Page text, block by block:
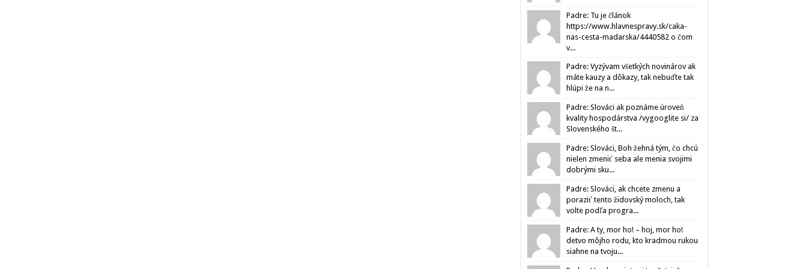
Padre: Tu je článok
https://www.hlavnespravy.sk/caka-
nas-cesta-madarska/4440582 o čom
v...
Padre: Vyzývam všetkých novinárov ak
máte kauzy a dôkazy, tak nebuďte tak
hlúpi že na n...
Padre: Slováci ak poznáme úroveň
kvality hospodárstva /vygooglite si/ za
Slovenského št...
Padre: Slováci, Boh žehná tým, čo chcú
nielen zmeniť seba ale menia svojimi
dobrými sku...
Padre: Slováci, ak chcete zmenu a
poraziť tento židovský moloch, tak
volte podľa progra...
Padre: A ty, mor ho! – hoj, mor ho!
detvo môjho rodu, kto kradmou rukou
siahne na tvoju...